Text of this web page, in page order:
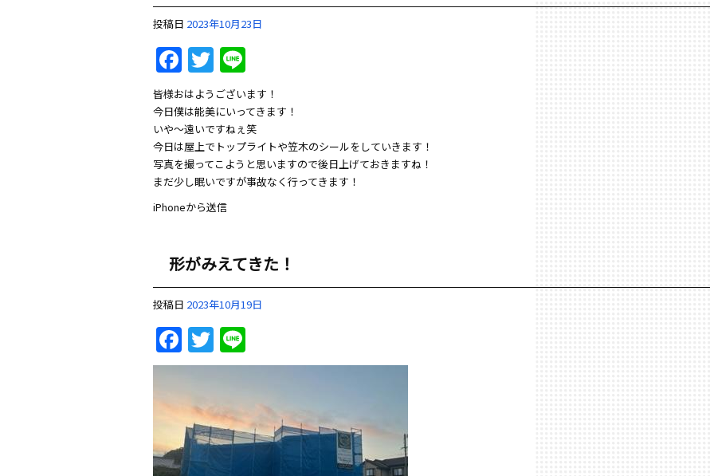
投稿日 2023年10月23日
Facebook
Twitter
皆様おはようございます！
今日僕は能美にいってきます！
いや〜遠いですねぇ笑
今日は屋上でトップライトや笠木のシールをしていきます！
写真を撮ってこようと思いますので後日上げておきますね！
まだ少し眠いですが事故なく行ってきます！
iPhoneから送信
形がみえてきた！
投稿日 2023年10月19日
Facebook
Twitter